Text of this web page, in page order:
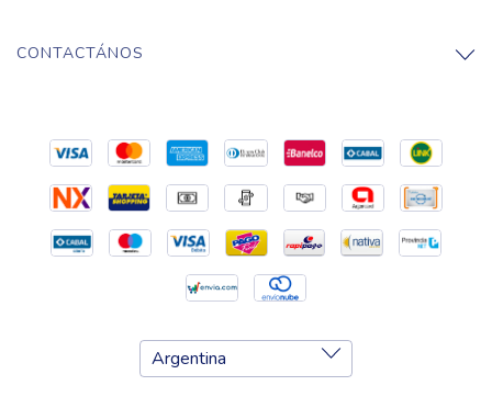
CONTACTÁNOS